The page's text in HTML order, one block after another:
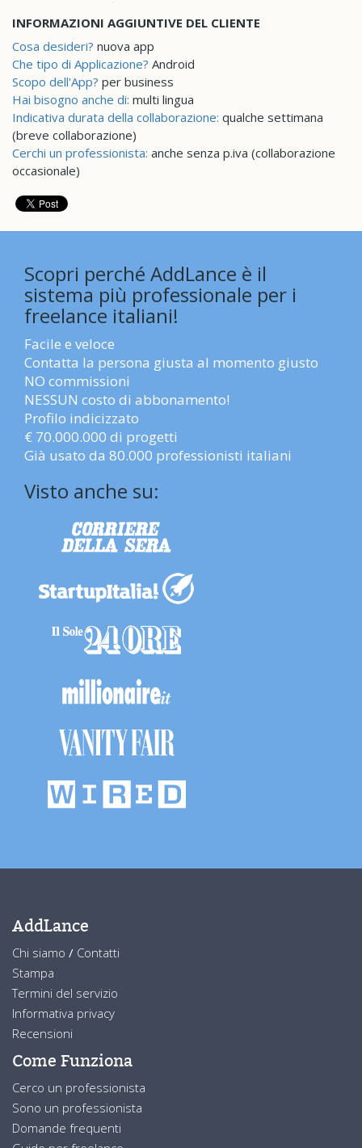
INFORMAZIONI AGGIUNTIVE DEL CLIENTE
Cosa desideri? nuova app
Che tipo di Applicazione? Android
Scopo dell'App? per business
Hai bisogno anche di: multi lingua
Indicativa durata della collaborazione: qualche settimana
(breve collaborazione)
Cerchi un professionista: anche senza p.iva (collaborazione
occasionale)
Scopri perché AddLance è il
sistema più professionale per i
freelance italiani!
Facile e veloce
Contatta la persona giusta al momento giusto
NO commissioni
NESSUN costo di abbonamento!
Profilo indicizzato
€ 70.000.000 di progetti
Già usato da 80.000 professionisti italiani
Visto anche su:
AddLance
Chi siamo / Contatti
Stampa
Termini del servizio
Informativa privacy
Recensioni
Come Funziona
Cerco un professionista
Sono un professionista
Domande frequenti